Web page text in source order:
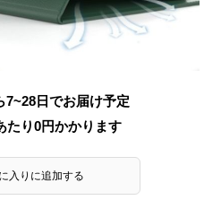
7~28日でお届け予定
たり0円かかります
入りに追加する